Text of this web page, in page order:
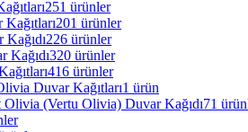
251 ürünler
201 ürünler
226 ürünler
Kağıdı320 ürünler
416 ürünler
Duvar Kağıtları1 ürün
Olivia (Vertu Olivia) Duvar Kağıdı71